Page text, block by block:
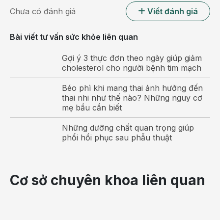
Một số nguyên nhân làm tăng tỷ lệ sinh
Chưa có đánh giá Viết đánh giá
Bài viết tư vấn sức khỏe liên quan
Gợi ý 3 thực đơn theo ngày giúp giảm
cholesterol cho người bệnh tim mạch
Béo phì khi mang thai ảnh hưởng đến
thai nhi như thế nào? Những nguy cơ
mẹ bầu cần biết
Những dưỡng chất quan trọng giúp
phổi hồi phục sau phẫu thuật
Cơ sở chuyên khoa liên quan